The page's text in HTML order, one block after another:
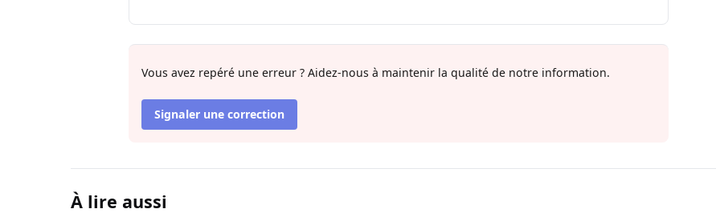
Vous avez repéré une erreur ? Aidez-nous à maintenir la qualité de notre information.
Signaler une correction
À lire aussi